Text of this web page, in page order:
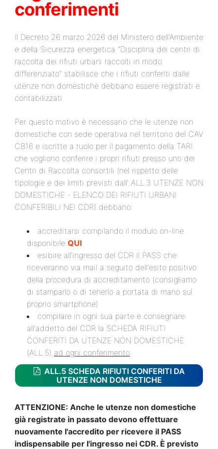
conferimenti
Il Decreto 26 marzo 2026 del Ministero dell'Ambiente
e della Sicurezza energetica “Disciplina dei centri di
raccolta dei rifiuti urbani raccolti in modo
differenziato” stabilisce che i rifiuti conferiti dalle
utenze non domestiche debbano essere registrati e
contabilizzati.
Per questo motivo è necessario che le utenze non
domestiche con sede operativa nel territorio del CAV
CB16 e iscritte a ruolo per il pagamento della TARI
che vogliono conferire i propri rifiuti presso uno dei
Centri di Raccolta consortili (nel rispetto delle
tipologie e dei limiti previsti dall' ALL.3 UTENZE NON
DOMESTICHE - ELENCO DEI RIFIUTI URBANI
CONFERIBILI NEI CDR) debbano:
accreditarsi compilando il modulo on-line
disponibile QUI
esibire all'ingresso del CDR il PASS che
riceveranno via mail a seguito dell'esito positivo
della procedura di accreditamento (consigliamo
di stamparlo o di tenerlo a portata di mano sul
proprio smartphone)
compilare in ogni sua parte e consegnare
all'addetto del CDR la SCHEDA RIFIUTI
CONFERITI DA UTENZE NON DOMESTICHE
(ALL.5) ad ogni conferimento
ALL.5 SCHEDA RIFIUTI CONFERITI DA
UTENZE NON DOMESTICHE
ATTENZIONE: Anche le utenze non domestiche
già registrate in passato devono effettuare
nuovamente l'accredito per ricevere il PASS
indispensabile per l'ingresso nei CDR. È previsto